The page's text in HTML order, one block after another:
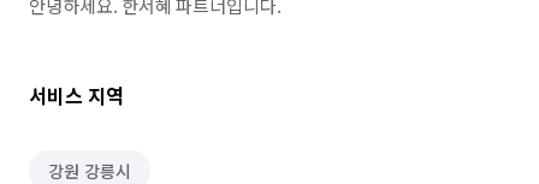
안녕하세요. 한서혜 파트너입니다.
서비스 지역
강원 강릉시